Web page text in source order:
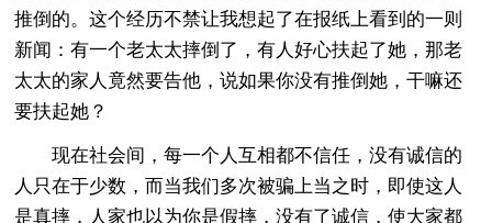
推倒的。这个经历不禁让我想起了在报纸上看到的一则
新闻：有一个老太太摔倒了，有人好心扶起了她，那老
太太的家人竟然要告他，说如果你没有推倒她，干嘛还
要扶起她？
现在社会间，每一个人互相都不信任，没有诚信的
人只在于少数，而当我们多次被骗上当之时，即使这人
是真摔，人家也以为你是假摔，没有了诚信，使大家都